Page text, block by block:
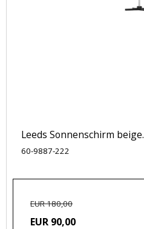
Leeds Sonnenschirm beige.
60-9887-222
EUR 180,00
EUR 90,00